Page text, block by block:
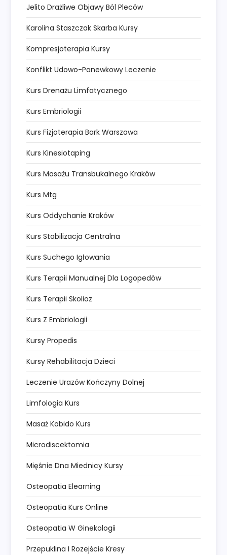
Jelito Drażliwe Objawy Ból Pleców
Karolina Staszczak Skarba Kursy
Kompresjoterapia Kursy
Konflikt Udowo-Panewkowy Leczenie
Kurs Drenażu Limfatycznego
Kurs Embriologii
Kurs Fizjoterapia Bark Warszawa
Kurs Kinesiotaping
Kurs Masażu Transbukalnego Kraków
Kurs Mtg
Kurs Oddychanie Kraków
Kurs Stabilizacja Centralna
Kurs Suchego Igłowania
Kurs Terapii Manualnej Dla Logopedów
Kurs Terapii Skolioz
Kurs Z Embriologii
Kursy Propedis
Kursy Rehabilitacja Dzieci
Leczenie Urazów Kończyny Dolnej
Limfologia Kurs
Masaż Kobido Kurs
Microdiscektomia
Mięśnie Dna Miednicy Kursy
Osteopatia Elearning
Osteopatia Kurs Online
Osteopatia W Ginekologii
Przepuklina I Rozejście Kresy